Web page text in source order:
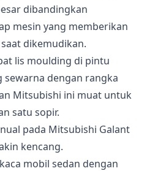
dibandingkan
mesin yang memberikan
dikemudikan.
lis moulding di pintu
sewarna dengan rangka
Mitsubishi ini muat untuk
satu sopir.
pada Mitsubishi Galant
kencang.
mobil sedan dengan